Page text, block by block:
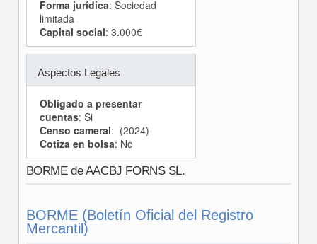
Forma jurídica: Sociedad
limitada
Capital social: 3.000€
Aspectos Legales
Obligado a presentar
cuentas: Si
Censo cameral: (2024)
Cotiza en bolsa: No
BORME de AACBJ FORNS SL.
BORME (Boletín Oficial del Registro
Mercantil)